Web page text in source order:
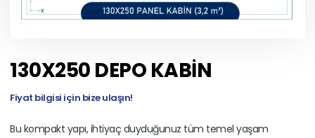
130X250 DEPO KABİN
Fiyat bilgisi için bize ulaşın!
Bu kompakt yapı, ihtiyaç duyduğunuz tüm temel yaşam